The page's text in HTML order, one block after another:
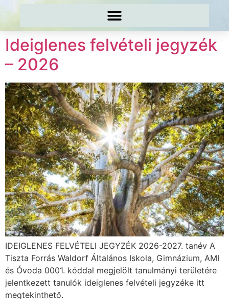
Ideiglenes felvételi jegyzék
– 2026
IDEIGLENES FELVÉTELI JEGYZÉK 2026-2027. tanév A
Tiszta Forrás Waldorf Általános Iskola, Gimnázium, AMI
és Óvoda 0001. kóddal megjelölt tanulmányi területére
jelentkezett tanulók ideiglenes felvételi jegyzéke itt
megtekinthető.